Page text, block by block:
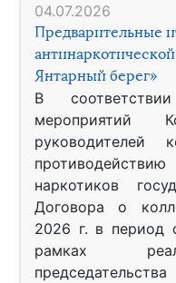
04.07.2026
Предварительные
Янтарный берег»
В
мероприятий
руководителей
наркотиков
Договора о
2026 г. в
рамках